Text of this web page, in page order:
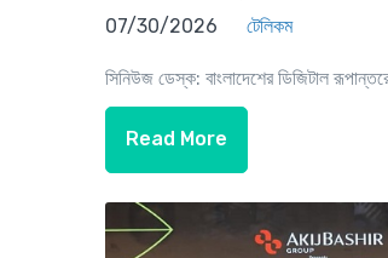
07/30/2026 টেলিকম
সিনিউজ ডেস্ক: বাংলাদেশের ডিজিটাল
Read More